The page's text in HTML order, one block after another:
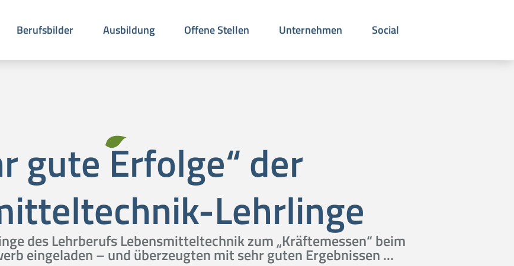
Berufsbilder Ausbildung Offene Stellen Unternehmen Social
gute Erfolge“ der
Lehrlinge
des Lehrberufs Lebensmitteltechnik zum „Kräftemessen“ beim
eingeladen – und überzeugten mit sehr guten Ergebnissen ...